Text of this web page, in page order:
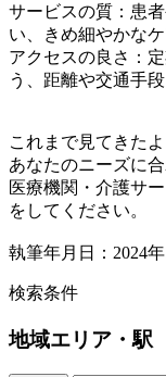
サービスの質：患
い、きめ細やかな
アクセスの良さ：
う、距離や交通手
これまで見てきた
あなたのニーズに
医療機関・介護サ
をしてください。
執筆年月日：2024年
検索条件
地域エリア・駅